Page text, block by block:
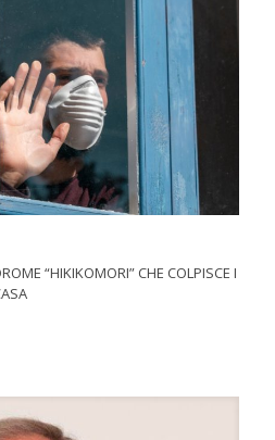
“HIKIKOMORI” CHE COLPISCE I